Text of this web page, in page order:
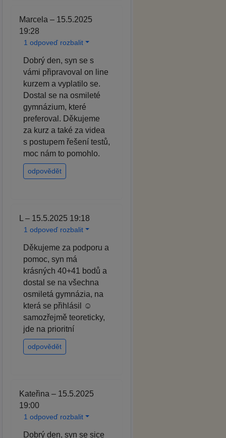
Marcela – 15.5.2025
19:28
1 odpoveď rozbalit
Dobrý den, syn se s
vámi připravoval on line
kurzem a vyplatilo se.
Dostal se na osmileté
gymnázium, které
preferoval. Děkujeme
za kurz a také za videa
s postupem řešení testů,
moc nám to pomohlo.
odpovědět
L – 15.5.2025 19:18
1 odpoveď rozbalit
Děkujeme za podporu a
pomoc, syn má
krásných 40+41 bodů a
dostal se na všechna
osmiletá gymnázia, na
která se přihlásil ☺️
samozřejmě teoreticky,
jde na prioritní
odpovědět
Kateřina – 15.5.2025
19:00
1 odpoveď rozbalit
Dobrý den, syn se sice